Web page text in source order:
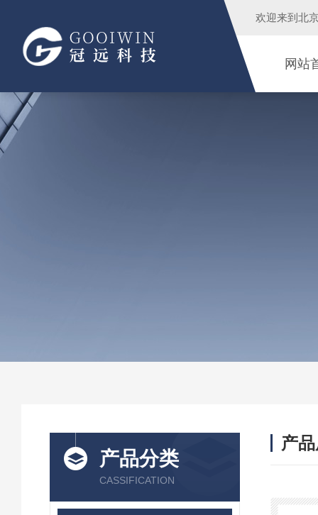
欢迎来到 北
网站
产品分类
CASSIFICATION
产